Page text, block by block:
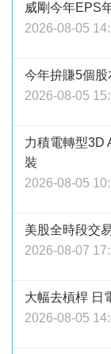
威剛今年EPS
2026-08-05
今年拚賺5個
2026-08-05
力積電轉型3D
裝
2026-08-05
美股全時段交
2026-08-07
大幅去槓桿 日
2026-08-05